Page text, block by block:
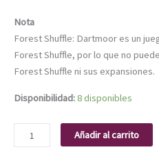
Nota
Forest Shuffle: Dartmoor es un
Forest Shuffle, por lo que no
Forest Shuffle ni sus expansiones.
Disponibilidad:8 disponibles
Añadir al carrito